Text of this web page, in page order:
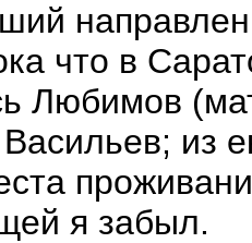
что в
Любимов
из
я забыл.